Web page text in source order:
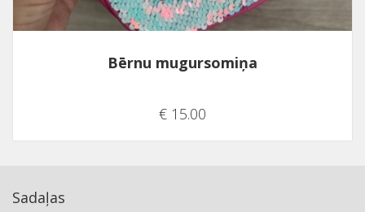
Bērnu mugursomiņa
€ 15.00
Sadaļas